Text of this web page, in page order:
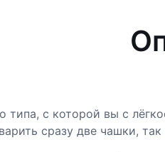
типа, с которой вы с
сразу две чашки,